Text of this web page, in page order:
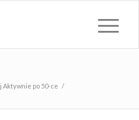
Aktywnie po 50-ce /